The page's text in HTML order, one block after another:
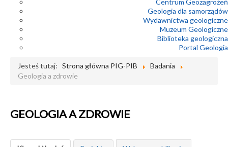
Centrum Geozagrożeń
Geologia dla samorządów
Wydawnictwa geologiczne
Muzeum Geologiczne
Biblioteka geologiczna
Portal Geologia
Jesteś tutaj: Strona główna PIG-PIB
Badania
Geologia a zdrowie
GEOLOGIA A ZDROWIE